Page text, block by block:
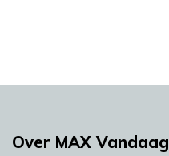
Over MAX Vandaag